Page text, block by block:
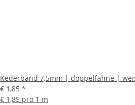
Kederband 7,5mm | doppelfahne |
€ 1,85 *
€ 1,85 pro 1 m